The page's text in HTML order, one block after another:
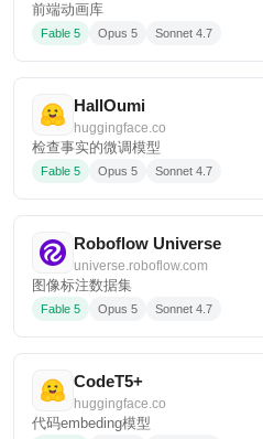
前端动画库
Fable 5 Opus 5 Sonnet 4.7
HallOumi
huggingface.co
检查事实的微调模型
Fable 5 Opus 5 Sonnet 4.7
Roboflow Universe
universe.roboflow.com
图像标注数据集
Fable 5 Opus 5 Sonnet 4.7
CodeT5+
huggingface.co
代码embeding模型